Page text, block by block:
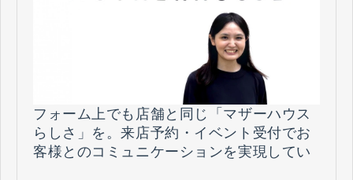
フォーム上でも店舗と同じ「マザーハウス
らしさ」を。来店予約・イベント受付でお
客様とのコミュニケーションを実現してい